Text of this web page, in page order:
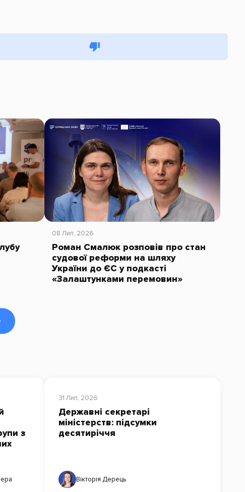
08 Лип, 2026
Роман Смалюк розповів про стан
судової реформи на шляху
України до ЄС у подкасті
«Залаштунками перемовин»
з
31 Лип, 2026
Державні секретарі
міністерств: підсумки
десятиріччя
Вікторія Дерець